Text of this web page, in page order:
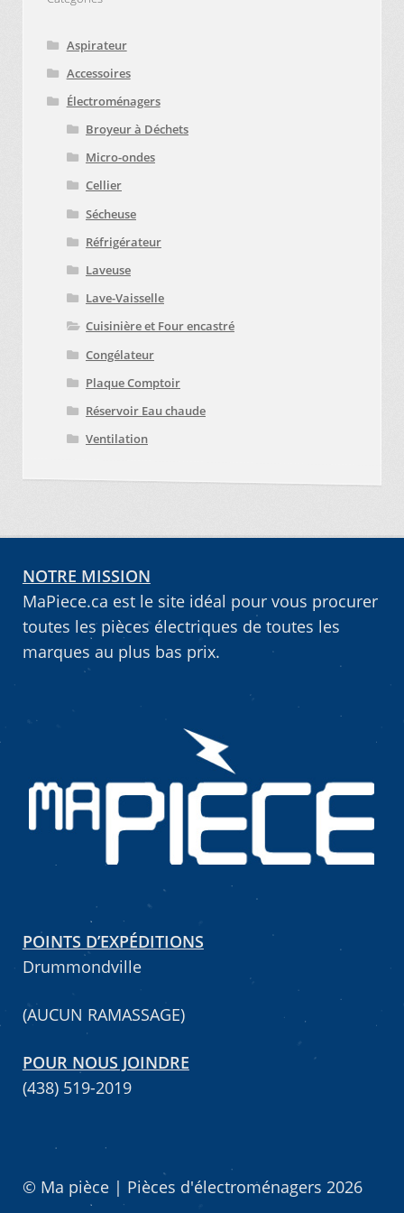
Aspirateur
Accessoires
Électroménagers
Broyeur à Déchets
Micro-ondes
Cellier
Sécheuse
Réfrigérateur
Laveuse
Lave-Vaisselle
Cuisinière et Four encastré
Congélateur
Plaque Comptoir
Réservoir Eau chaude
Ventilation
NOTRE MISSION
MaPiece.ca est le site idéal pour vous procurer
toutes les pièces électriques de toutes les
marques au plus bas prix.
POINTS D’EXPÉDITIONS
Drummondville
(AUCUN RAMASSAGE)
POUR NOUS JOINDRE
(438) 519-2019
© Ma pièce | Pièces d'électroménagers 2026